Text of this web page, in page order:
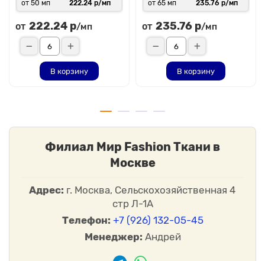
от 50 мп 222.24 р/мп
от 222.24 р/мп
В корзину
от 65 мп 235.76 р/мп
от 235.76 р/мп
В корзину
Филиал Мир Fashion Ткани в
Москве
Адрес: г. Москва, Сельскохозяйственная 4
стр Л-1А
Телефон: +7 (926) 132-05-45
Менеджер: Андрей